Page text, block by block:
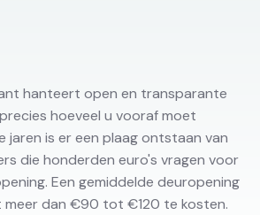
hanteert open en transparante
hoeveel u vooraf moet
jaren is er een plaag ontstaan van
die honderden euro's vragen voor
Een gemiddelde deuropening
meer dan €90 tot €120 te kosten.